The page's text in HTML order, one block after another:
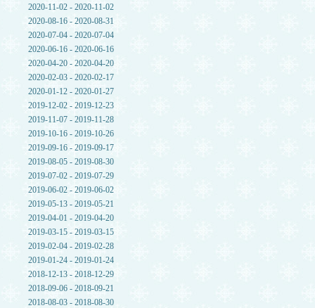
2020-11-02 - 2020-11-02
2020-08-16 - 2020-08-31
2020-07-04 - 2020-07-04
2020-06-16 - 2020-06-16
2020-04-20 - 2020-04-20
2020-02-03 - 2020-02-17
2020-01-12 - 2020-01-27
2019-12-02 - 2019-12-23
2019-11-07 - 2019-11-28
2019-10-16 - 2019-10-26
2019-09-16 - 2019-09-17
2019-08-05 - 2019-08-30
2019-07-02 - 2019-07-29
2019-06-02 - 2019-06-02
2019-05-13 - 2019-05-21
2019-04-01 - 2019-04-20
2019-03-15 - 2019-03-15
2019-02-04 - 2019-02-28
2019-01-24 - 2019-01-24
2018-12-13 - 2018-12-29
2018-09-06 - 2018-09-21
2018-08-03 - 2018-08-30